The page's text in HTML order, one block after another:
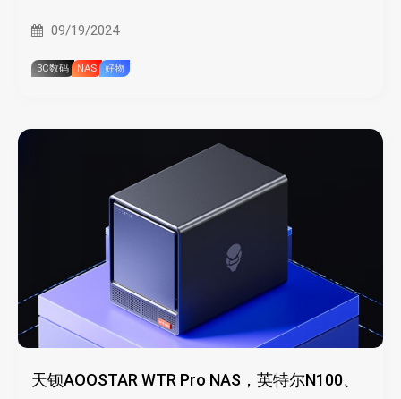
09/19/2024
3C数码 NAS 好物
天钡AOOSTAR WTR Pro NAS，英特尔N100、